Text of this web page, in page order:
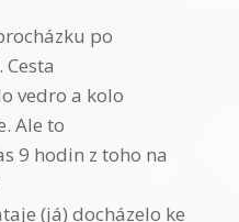
po
vedro a kolo
Ale to
9 hodin z toho na
(já) docházelo ke